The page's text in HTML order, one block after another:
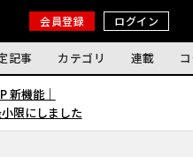
会員登録 ログイン
記事 カテゴリ 連載
新機能｜
限にしました